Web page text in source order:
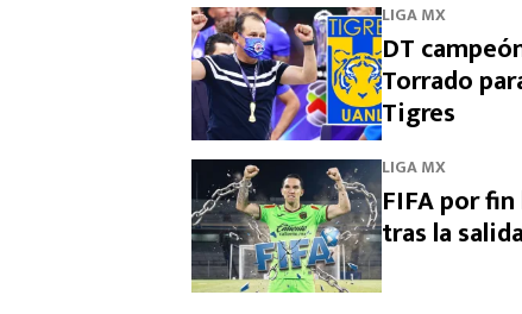
LIGA MX
DT
Torrado
Tigres
LIGA MX
FIFA por
tras la